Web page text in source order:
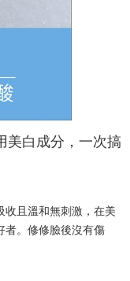
美白成分，一次搞
收且溫和無刺激，在美
者。修修臉後沒有傷